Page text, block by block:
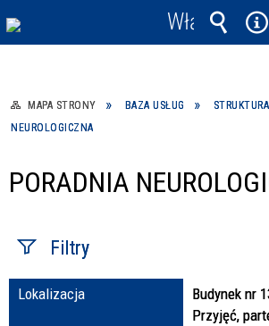
MAPA STRONY BAZA USŁUG STRUKTURA
NEUROLOGICZNA
PORADNIA
Filtry
Fraza / imię,
Lokalizacja
Budynek nr
Przyjęć,
Włącz